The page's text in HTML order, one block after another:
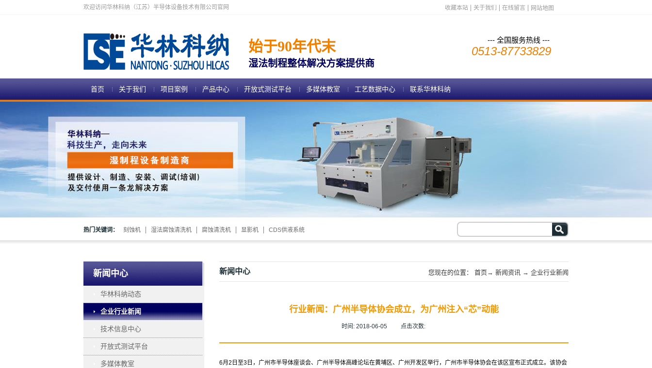
欢迎访问华林科纳（江苏）半导体设备技术有限公司官网 收藏本站 关于我们 在线留言 网站地图
始于90年代末
湿法制程整体解决方案提供商
--- 全国服务热线 ---
0513-87733829
首页 关于我们 项目案例 产品中心 开放式测试平台 多媒体教室 工艺数据中心 联系华林科纳
热门关键词： 刻蚀机 湿法腐蚀清洗机 腐蚀清洗机 显影机 CDS供液系统
新闻中心
华林科纳动态
企业行业新闻
技术信息中心
开放式测试平台
多媒体教室
新闻中心 您现在的位置： 首页→ 新闻资讯 → 企业行业新闻
行业新闻：广州半导体协会成立，为广州注入“芯”动能
时间: 2018-06-05 点击次数:
6月2日至3日，广州市半导体座谈会、广州半导体高峰论坛在黄埔区、广州开发区举行，广州市半导体协会在该区宣布正式成立。该协会